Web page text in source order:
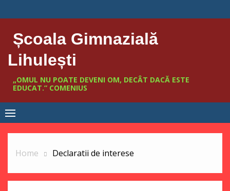
to
contentȘcoala Gimnazială
Lihulești
„OMUL NU POATE DEVENI OM, DECÂT DACĂ ESTE
EDUCAT.” COMENIUS
Home Declaratii de interese